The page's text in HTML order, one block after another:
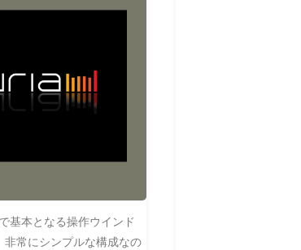
基本となる操作ウインド
非常にシンプルな構成なの